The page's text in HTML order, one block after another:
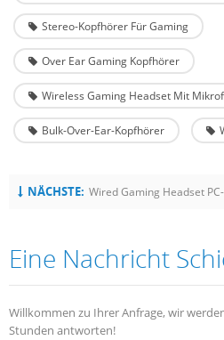
Stereo-Kopfhörer Für Gaming
Over Ear Gaming Kopfhörer
Wireless Gaming Headset Mit
Bulk-Over-Ear-Kopfhörer
NÄCHSTE:
Eine Nachricht
Willkommen zu Ihrer Anfrage, wir
Stunden antworten!